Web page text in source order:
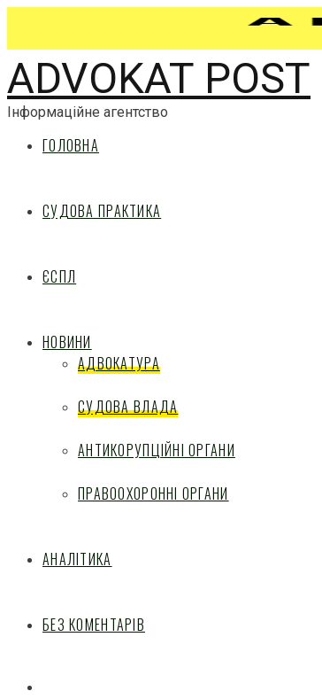
ADVOKAT POST
Інформаційне агентство
ГОЛОВНА
СУДОВА ПРАКТИКА
ЄСПЛ
НОВИНИ
АДВОКАТУРА
СУДОВА ВЛАДА
АНТИКОРУПЦІЙНІ ОРГАНИ
ПРАВООХОРОННІ ОРГАНИ
АНАЛІТИКА
БЕЗ КОМЕНТАРІВ